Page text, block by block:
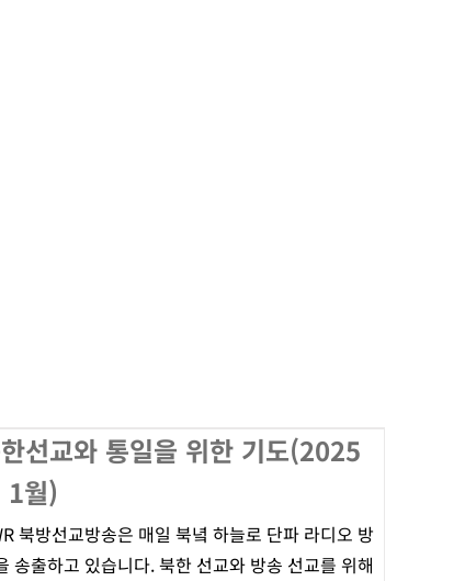
선교와 통일을 위한 기도(2025
1월)
북방선교방송은 매일 북녘 하늘로 단파 라디오 방
송출하고 있습니다. 북한 선교와 방송 선교를 위해